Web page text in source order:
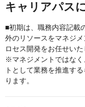
キャリアパス
■初期は、職務内容記載
外のリソースをマネジ
ロセス開発をお任せいた
※マネジメントではなく
トとして業務を推進す
ります。